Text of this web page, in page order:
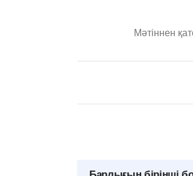
Мәтіннен